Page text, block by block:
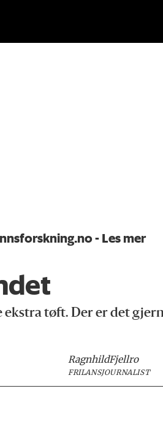
- Les mer
tøft. Der er det
RagnhildFjellro
FRILANSJOURNALIST